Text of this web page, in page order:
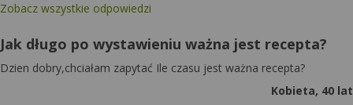
Zobacz wszystkie odpowiedzi
Jak długo po wystawieniu ważna jest recepta?
Dzien dobry,chciałam zapytać Ile czasu jest ważna recepta?
Kobieta, 40 lat